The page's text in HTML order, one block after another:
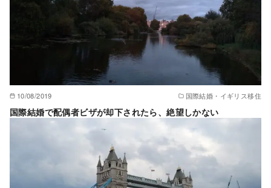
10/08/2019 国際結婚・イギリス移住
国際結婚で配偶者ビザが却下されたら、絶望しかない